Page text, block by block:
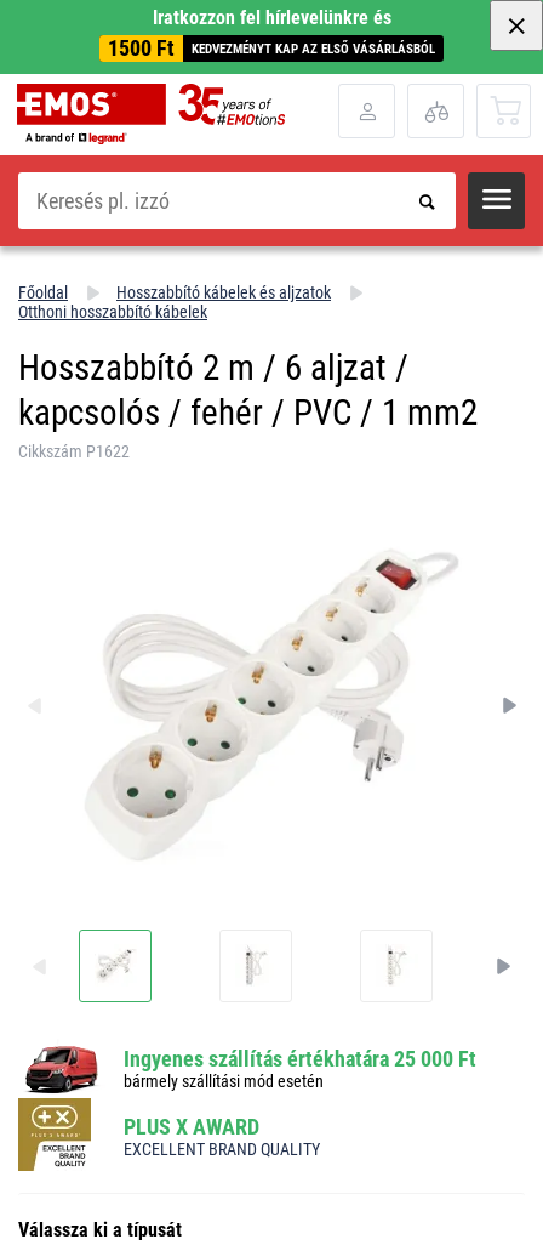
Iratkozzon fel hírlevelünkre és
1500 Ft KEDVEZMÉNYT KAP AZ ELSŐ VÁSÁRLÁSBÓL
Keresés
Főoldal
Hosszabbító kábelek és aljzatok
Otthoni hosszabbító kábelek
Hosszabbító 2 m / 6 aljzat /
kapcsolós / fehér / PVC / 1 mm2
Cikkszám P1622
Ingyenes szállítás értékhatára 25 000 Ft
bármely szállítási mód esetén
PLUS X AWARD
EXCELLENT BRAND QUALITY
Válassza ki a típusát